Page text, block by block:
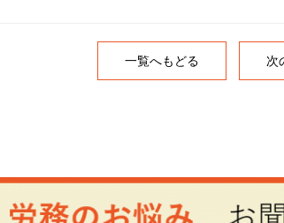
b
o
一覧へもどる 次